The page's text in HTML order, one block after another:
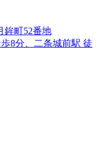
鉾町52番地
8分、二条城前駅 徒